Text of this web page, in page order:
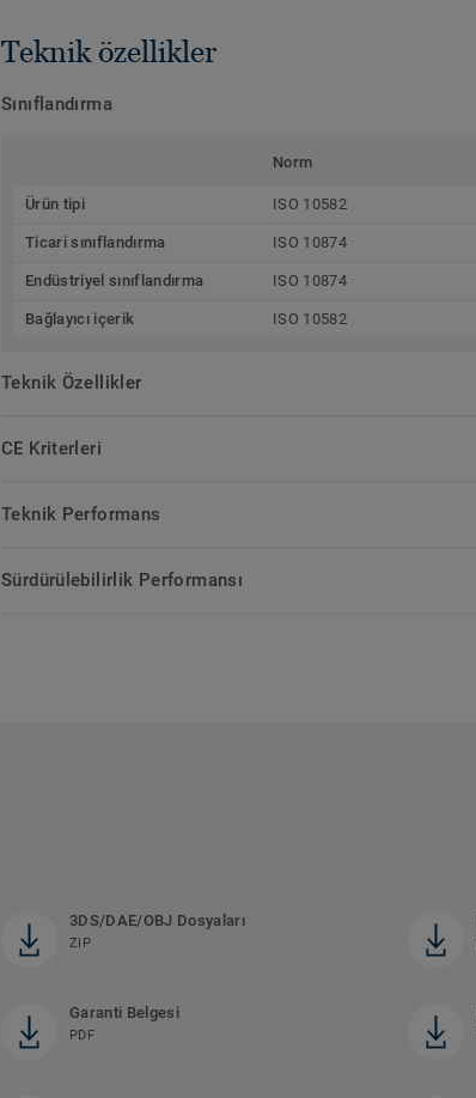
Teknik özellikler
Sınıflandırma
Norm
Ürün tipi ISO 10582
Ticari sınıflandırma ISO 10874
Endüstriyel sınıflandırma ISO 10874
Bağlayıcı içerik ISO 10582
Teknik Özellikler
CE Kriterleri
Teknik Performans
Sürdürülebilirlik Performansı
3DS/DAE/OBJ Dosyaları
ZIP
Garanti Belgesi
PDF